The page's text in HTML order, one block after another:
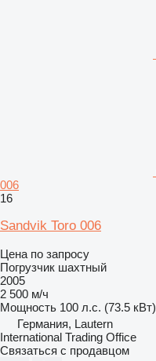
006
16
Sandvik Toro 006
Цена по запросу
Погрузчик шахтный
2005
2 500 м/ч
Мощность 100 л.с. (73.5 кВт)
Германия, Lautern
International Trading Office
Связаться с продавцом